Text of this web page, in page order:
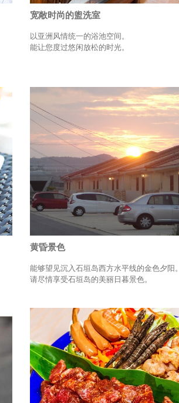
宽敞时尚的盥洗室
以亚洲风情统一的浴池空间。
能让您度过悠闲放松的时光。
黄昏景色
能够望见沉入石垣岛西方水平线的金色夕阳。
请尽情享受石垣岛的美丽日暮景色。